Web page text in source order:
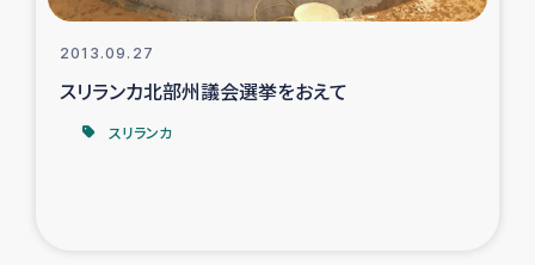
2013.09.27
スリランカ北部州議会選挙をおえて
スリランカ